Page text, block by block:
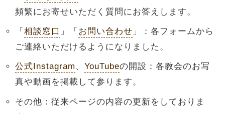
頻繁にお寄せいただく質問にお答えします。
「 相談窓口 」「 お問い合わせ 」：各フォームから
ご連絡いただけるようになりました。
公式Instagram 、 YouTubeの開設：各教会のお写
真や動画を掲載して参ります。
その他：従来ページの内容の更新をしておりま